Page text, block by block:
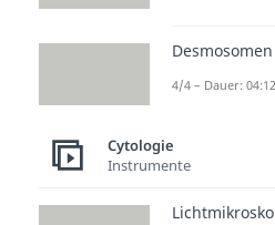
Raues
Desmosomen
4/4 – Dauer: 04:12
Cytologie
Instrumente